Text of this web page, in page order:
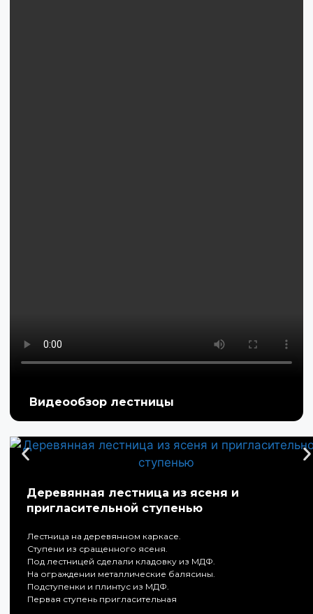
Видеообзор лестницы
Деревянная лестница из ясеня и
пригласительной ступенью
Лестница на деревянном каркасе.
Ступени из сращенного ясеня.
Под лестницей сделали кладовку из МДФ.
На ограждении металлические балясины.
Подступенки и плинтус из МДФ.
Первая ступень пригласительная